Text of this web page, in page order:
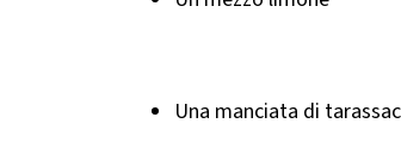
Una manciata di